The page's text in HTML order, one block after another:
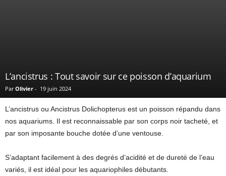
Ancistrus dolichopterus
L’ancistrus : Tout savoir sur ce poisson d’aquarium
Par Olivier - 19 juin 2024
L’ancistrus ou Ancistrus Dolichopterus est un poisson répandu dans
nos aquariums. Il est reconnaissable par son corps noir tacheté, et
par son imposante bouche dotée d’une ventouse.
S’adaptant facilement à des degrés d’acidité et de dureté de l’eau
variés, il est idéal pour les aquariophiles débutants.